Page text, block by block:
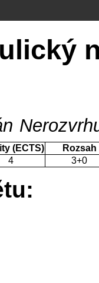
(ECTS)
Rozsah
4 3+0